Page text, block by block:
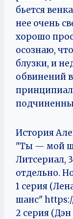
бьется
нее очень
хорошо
осознаю,
блузки, и
обвинений
История
"Ты — мой
Литсериал,
отдельно.
1 серия
шанс"
2 серия